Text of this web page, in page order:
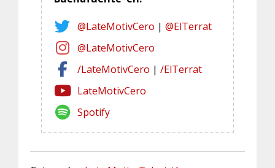
@LateMotivCero | @ElTerrat
@LateMotivCero
/LateMotivCero | /ElTerrat
LateMotivCero
Spotify